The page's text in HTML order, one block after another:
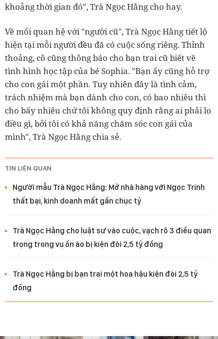
khoảng thời gian đó", Trà Ngọc Hằng cho hay.
Về mối quan hệ với "người cũ", Trà Ngọc Hằng tiết lộ
hiện tại mỗi người đều đã có cuộc sống riêng. Thỉnh
thoảng, cô cũng thông báo cho bạn trai cũ biết về
tình hình học tập của bé Sophia. "Bạn ấy cũng hỗ trợ
cho con gái một phần. Tuy nhiên đây là tình cảm,
trách nhiệm mà bạn dành cho con, có bao nhiêu thì
cho bấy nhiêu chứ tôi không quy định rằng ai phải lo
điều gì, bởi tôi có khả năng chăm sóc con gái của
mình", Trà Ngọc Hằng chia sẻ.
TIN LIÊN QUAN
Người mẫu Trà Ngọc Hằng: Mở nhà hàng với Ngọc Trinh
thất bại, kinh doanh mất gần chục tỷ
Trà Ngọc Hằng cho luật sư vào cuộc, vạch rõ 3 điều quan
trọng trong vụ ồn ào bị kiện đòi 2,5 tỷ đồng
Trà Ngọc Hằng bị bạn trai một hoa hậu kiện đòi 2,5 tỷ
đồng